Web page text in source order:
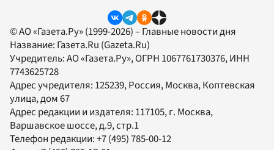
© АО «Газета.Ру» (1999-2026) – Главные новости дня
Название: Газета.Ru (Gazeta.Ru)
Учредитель:АО «Газета.Ру», ОГРН 1067761730376, ИНН
7743625728
Адрес учредителя: 125239, Россия, Москва, Коптевская
улица, дом 67
Адрес редакции и издателя: 117105, г. Москва,
Варшавское шоссе, д.9, стр.1
Телефон редакции:+7 (495) 785-00-12